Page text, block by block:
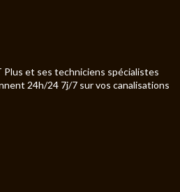
Plus et ses techniciens spécialistes
24h/24 7j/7 sur vos canalisations